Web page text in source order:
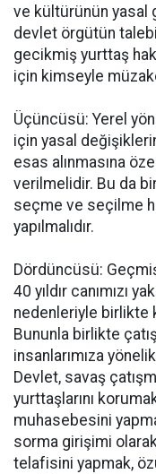
ve kültürünün yasal
devlet örgütün
gecikmiş yurttaş
için kimseyle
Üçüncüsü: Yerel
için yasal
esas alınmasına
verilmelidir. Bu da
seçme ve seçilme
yapılmalıdır.
Dördüncüsü:
40 yıldır canımızı
nedenleriyle birlikte
Bununla birlikte
insanlarımıza
Devlet, savaş
yurttaşlarını
muhasebesini
sorma girişimi olarak
telafisini yapmak,